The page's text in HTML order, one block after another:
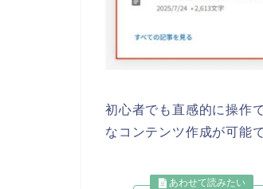
初心者でも直感的に操作
なコンテンツ作成が可能で